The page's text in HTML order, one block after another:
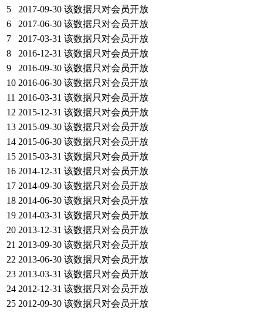
5
2017-09-30 该数据只对会员开放
6
2017-06-30 该数据只对会员开放
7
2017-03-31 该数据只对会员开放
8
2016-12-31 该数据只对会员开放
9
2016-09-30 该数据只对会员开放
10 2016-06-30 该数据只对会员开放
11 2016-03-31 该数据只对会员开放
12 2015-12-31 该数据只对会员开放
13 2015-09-30 该数据只对会员开放
14 2015-06-30 该数据只对会员开放
15 2015-03-31 该数据只对会员开放
16 2014-12-31 该数据只对会员开放
17 2014-09-30 该数据只对会员开放
18 2014-06-30 该数据只对会员开放
19 2014-03-31 该数据只对会员开放
20 2013-12-31 该数据只对会员开放
21 2013-09-30 该数据只对会员开放
22 2013-06-30 该数据只对会员开放
23 2013-03-31 该数据只对会员开放
24 2012-12-31 该数据只对会员开放
25 2012-09-30 该数据只对会员开放